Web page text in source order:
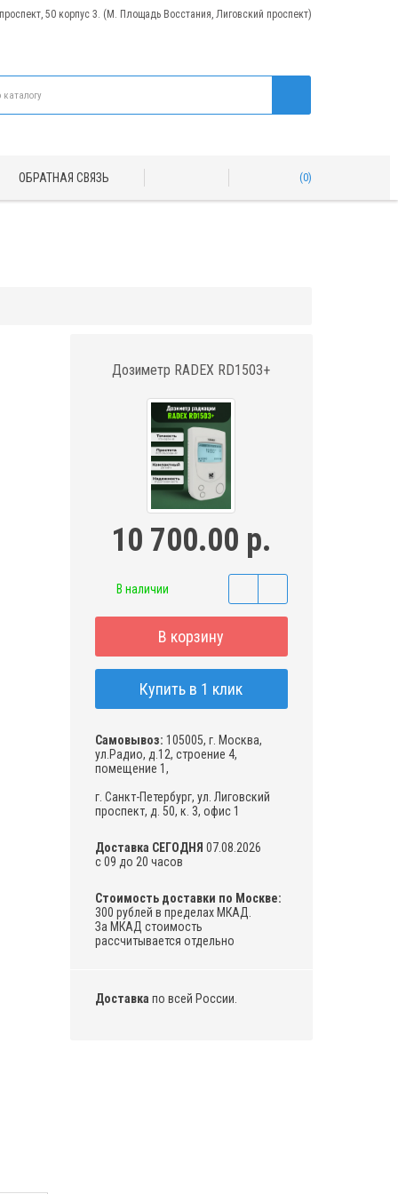
50 корпус 3. (М. Площадь Восстания, Лиговский проспект)
ОБРАТНАЯ СВЯЗЬ 0
Дозиметр RADEX RD1503+
10 700.00 р.
В наличии
В корзину
Купить в 1 клик
Самовывоз: 105005, г. Москва,
ул.Радио, д.12, строение 4,
помещение 1,
г. Санкт-Петербург, ул. Лиговский
проспект, д. 50, к. 3, офис 1
Доставка СЕГОДНЯ 07.08.2026
с 09 до 20 часов
Стоимость доставки по Москве:
300 рублей в пределах МКАД.
За МКАД стоимость
рассчитывается отдельно
Доставка по всей России.